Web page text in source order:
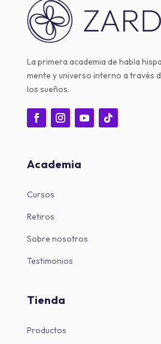
La primera academia de habla
mente y universo interno a través
los sueños.
Academia
Cursos
Retiros
Sobre nosotros
Testimonios
Tienda
Productos